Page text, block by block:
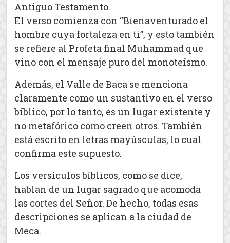
Antiguo Testamento.
El verso comienza con “Bienaventurado el
hombre cuya fortaleza en ti”, y esto también
se refiere al Profeta final Muhammad que
vino con el mensaje puro del monoteísmo.
Además, el Valle de Baca se menciona
claramente como un sustantivo en el verso
bíblico, por lo tanto, es un lugar existente y
no metafórico como creen otros. También
está escrito en letras mayúsculas, lo cual
confirma este supuesto.
Los versículos bíblicos, como se dice,
hablan de un lugar sagrado que acomoda
las cortes del Señor. De hecho, todas esas
descripciones se aplican a la ciudad de
Meca.